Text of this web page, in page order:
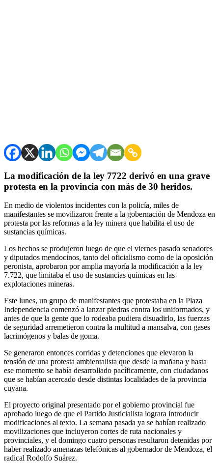
La modificación de la ley 7722 derivó en una grave
protesta en la provincia con más de 30 heridos.
En medio de violentos incidentes con la policía, miles de
manifestantes se movilizaron frente a la gobernación de Mendoza en
protesta por las reformas a la ley minera que habilita el uso de
sustancias químicas.
Los hechos se produjeron luego de que el viernes pasado senadores
y diputados mendocinos, tanto del oficialismo como de la oposición
peronista, aprobaron por amplia mayoría la modificación a la ley
7.722, que limitaba el uso de sustancias químicas en las
explotaciones mineras.
Este lunes, un grupo de manifestantes que protestaba en la Plaza
Independencia comenzó a lanzar piedras contra los uniformados, y
antes de que la gente que lo rodeaba pudiera disuadirlo, las fuerzas
de seguridad arremetieron contra la multitud a mansalva, con gases
lacrimógenos y balas de goma.
Se generaron entonces corridas y detenciones que elevaron la
tensión de una protesta ambientalista que desde la mañana y hasta
ese momento se había desarrollado pacíficamente, con ciudadanos
que se habían acercado desde distintas localidades de la provincia
cuyana.
El proyecto original presentado por el gobierno provincial fue
aprobado luego de que el Partido Justicialista lograra introducir
modificaciones al texto. La semana pasada ya se habían realizado
movilizaciones que incluyeron cortes de ruta nacionales y
provinciales, y el domingo cuatro personas resultaron detenidas por
haber realizado amenazas telefónicas al gobernador de Mendoza, el
radical Rodolfo Suárez.